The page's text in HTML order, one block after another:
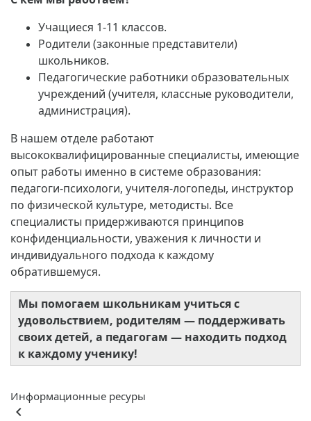
Учащиеся 1-11 классов.
Родители (законные представители)
школьников.
Педагогические работники образовательных
учреждений (учителя, классные руководители,
администрация).
В нашем отделе работают
высококвалифицированные специалисты, имеющие
опыт работы именно в системе образования:
педагоги-психологи, учителя-логопеды, инструктор
по физической культуре, методисты. Все
специалисты придерживаются принципов
конфиденциальности, уважения к личности и
индивидуального подхода к каждому
обратившемуся.
Мы помогаем школьникам учиться с
удовольствием, родителям — поддерживать
своих детей, а педагогам — находить подход
к каждому ученику!
Информационные ресуры
keyboard_arrow_left